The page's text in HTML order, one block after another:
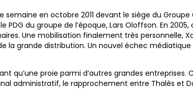
en octobre 2011 devant le siège du Groupe
du groupe de l’époque, Lars Oloffson. En
Une mobilisation finalement très personnelle,
la grande distribution. Un nouvel échec
proie parmi d’autres grandes entreprises.
administratif, le rapprochement entre Thalès et